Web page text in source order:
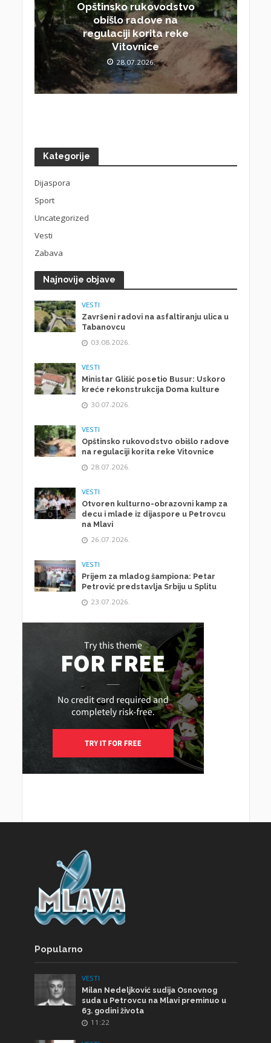
Opštinsko rukovodstvo
obišlo radove na
regulaciji korita reke
Vitovnice
28.07.2026.
Kategorije
Dijaspora
Sport
Uncategorized
Vesti
Zabava
Najnovije objave
VESTI
Završeni radovi na asfaltiranju ulica u
Tabanovcu
03.08.2026.
VESTI
Ministar Glišić posetio Busur: Uskoro
kreće rekonstrukcija Doma kulture
30.07.2026.
VESTI
Opštinsko rukovodstvo obišlo radove
na regulaciji korita reke Vitovnice
28.07.2026.
VESTI
Otvoren kulturno-obrazovni kamp za
decu i mlade iz dijaspore u Petrovcu
na Mlavi
26.07.2026.
VESTI
Prijem za mladog šampiona: Petar
Petrović predstavlja Srbiju u Splitu
23.07.2026.
Popularno
VESTI
Milan Nedeljković sudija Osnovnog
suda u Petrovcu na Mlavi preminuo u
63. godini života
11:22